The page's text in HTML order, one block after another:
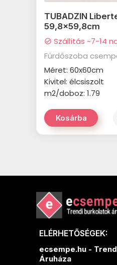
TUBADZIN
59,8x59,8cm
check_circle Szállítás ~7-14
Fürdőszoba
Méret: 60x60cm
Kivitel: élcsiszolt
m2/doboz: 1.79
Kosárba
ELÉRHETŐSÉGEK:
ecsempe.hu -
Áruháza